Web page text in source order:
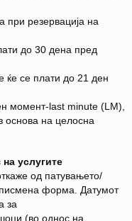
при резервација на
до 30 дена пред
ќе се плати до 21 ден
момент-last minute (LM),
основа на целосна
услугите
од патувањето/
писмена форма. Датумот
за
(во однос на